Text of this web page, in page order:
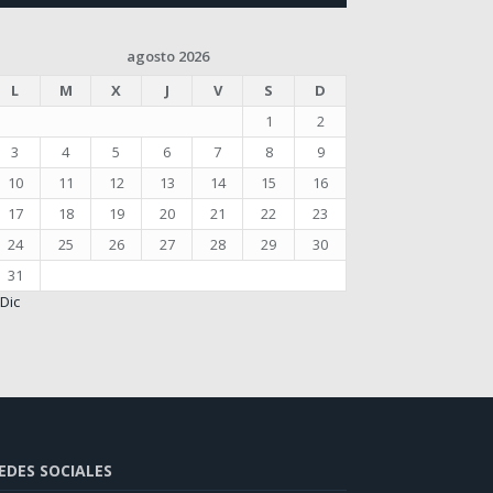
agosto 2026
L
M X J V S
D
1
2
3
4 5 6 7 8
9
10
11 12 13 14 15
16
17
18 19 20 21 22
23
24
25 26 27 28 29
30
31
SOCIALES